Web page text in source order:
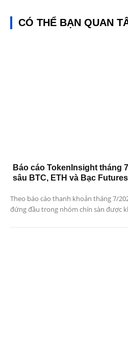
CÓ THỂ BẠN QUAN
Báo cáo TokenInsight tháng
sâu BTC, ETH và Bạc Futures
Theo báo cáo thanh khoản tháng 7/
đứng đầu trong nhóm chín sàn được